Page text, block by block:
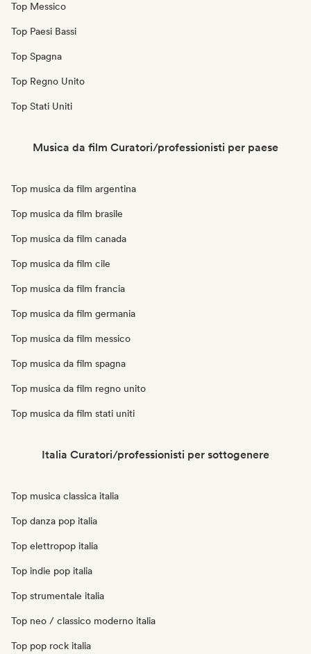
Top Messico
Top Paesi Bassi
Top Spagna
Top Regno Unito
Top Stati Uniti
Musica da film Curatori/professionisti per paese
Top musica da film argentina
Top musica da film brasile
Top musica da film canada
Top musica da film cile
Top musica da film francia
Top musica da film germania
Top musica da film messico
Top musica da film spagna
Top musica da film regno unito
Top musica da film stati uniti
Italia Curatori/professionisti per sottogenere
Top musica classica italia
Top danza pop italia
Top elettropop italia
Top indie pop italia
Top strumentale italia
Top neo / classico moderno italia
Top pop rock italia